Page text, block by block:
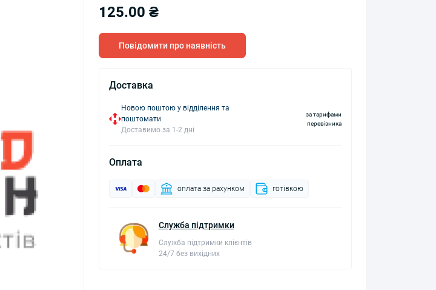
125.00 ₴
Повідомити про наявність
Доставка
Новою поштою у відділення та
поштомати
Доставимо за 1-2 дні
за тарифами
перевізника
Оплата
оплата за рахунком готівкою
Служба підтримки
Служба підтримки клієнтів
24/7 без вихідних